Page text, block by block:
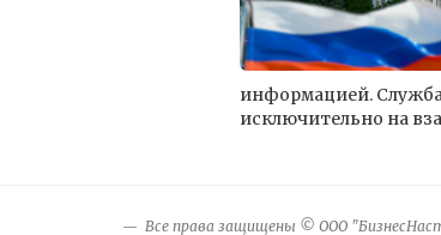
информацией.
исключительно на
Все права защищены © ООО